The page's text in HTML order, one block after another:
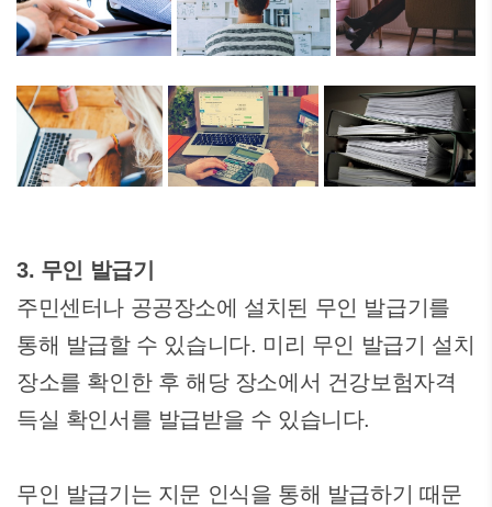
3. 무인 발급기
주민센터나 공공장소에 설치된 무인 발급기를
통해 발급할 수 있습니다. 미리 무인 발급기 설치
장소를 확인한 후 해당 장소에서 건강보험자격
득실 확인서를 발급받을 수 있습니다.
무인 발급기는 지문 인식을 통해 발급하기 때문